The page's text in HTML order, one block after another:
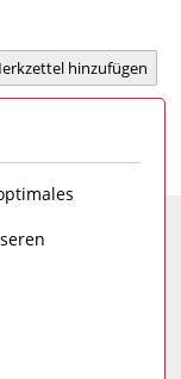
hinzufügen
1
Museums